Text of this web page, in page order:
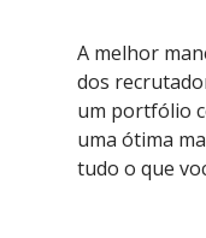
A melhor
dos
um portfólio
uma ótima
tudo o que